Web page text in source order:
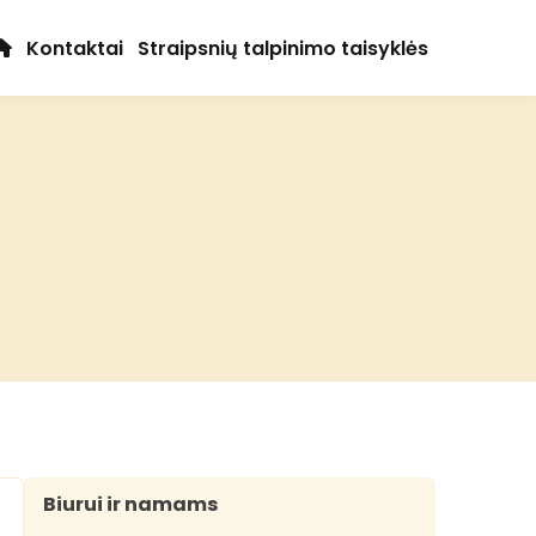
Kontaktai Straipsnių talpinimo taisyklės
Biurui ir namams